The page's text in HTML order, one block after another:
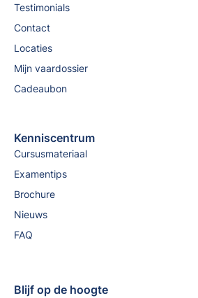
Testimonials
Contact
Locaties
Mijn vaardossier
Cadeaubon
Kenniscentrum
Cursusmateriaal
Examentips
Brochure
Nieuws
FAQ
Blijf op de hoogte